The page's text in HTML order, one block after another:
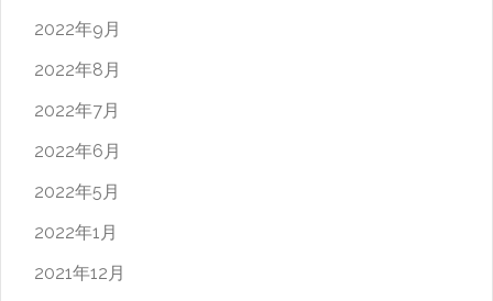
2022年9月
2022年8月
2022年7月
2022年6月
2022年5月
2022年1月
2021年12月